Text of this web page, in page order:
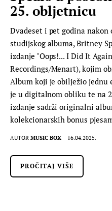
25. obljetnicu
Dvadeset i pet godina nakon
studijskog albuma, Britney
izdanje "Oops!... I Did It
Recordings/Menart), kojim
Album koji je obilježio jednu
je u digitalnom obliku te na
izdanje sadrži originalni
kolekcionarskih bonus
AUTOR MUSIC BOX 16.04.2025.
PROČITAJ VIŠE